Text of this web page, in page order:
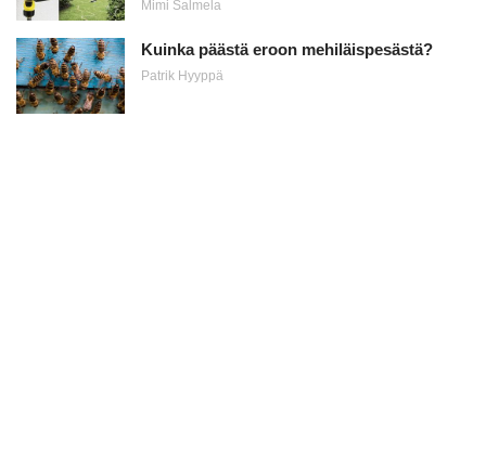
Mimi Salmela
Kuinka päästä eroon mehiläispesästä?
Patrik Hyyppä